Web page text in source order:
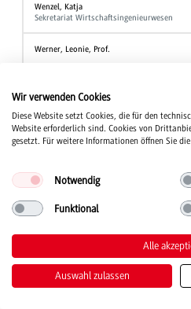
Wenzel, Katja
Sekretariat Wirtschaftsingenieurwesen
Werner, Leonie, Prof.
Akademische Mitarbeiterin Angewandte
Wind, Tanja, Prof. Dr.
Studiengang Kinder- und Jugendhilfe
Professor Studiengang BWL - Industrie
Professor Studiengang BWL - Industrial
Stellvertretende Ansprechpartnerin der
Witt, Alexander
Wir verwenden Cookies
Diese Website setzt Cookies, die für den
Website erforderlich sind. Cookies von
gesetzt. Für weitere Informationen öffnen Sie
Notwendig
Funktional
Alle
Auswahl zulassen